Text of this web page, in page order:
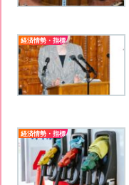
経済情勢・指標
経済情勢・指標